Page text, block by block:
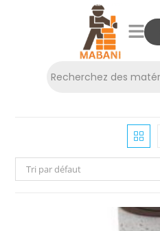
Tri par défaut